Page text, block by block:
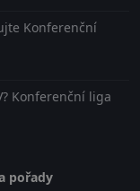
Konferenční
Konferenční liga
pořady